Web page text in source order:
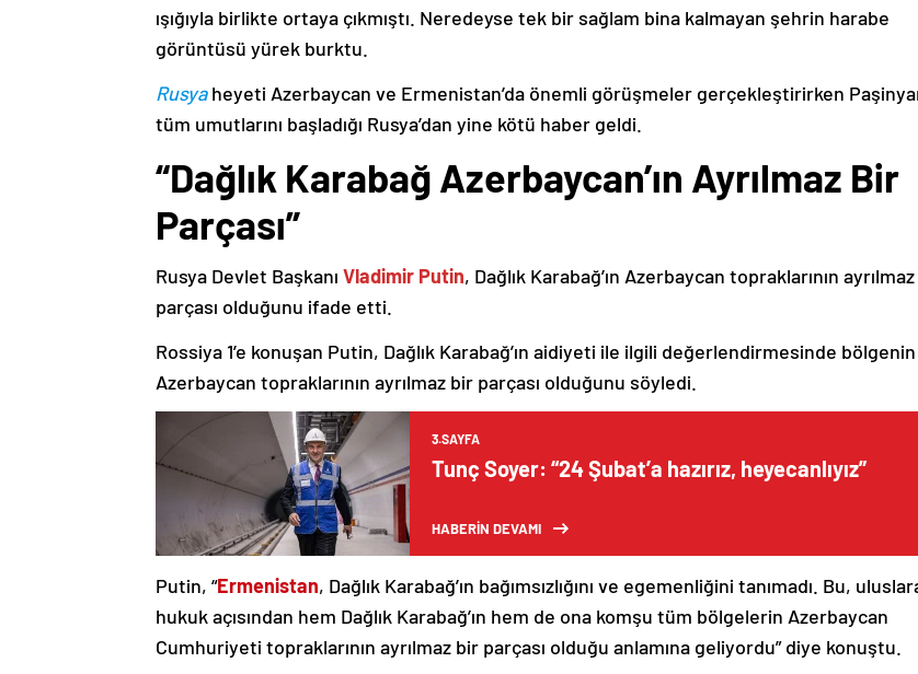
ışığıyla birlikte ortaya çıkmıştı. Neredeyse tek bir sağlam bina kalmayan şehrin harabe
görüntüsü yürek burktu.
Rusyaheyeti Azerbaycan ve Ermenistan’da önemli görüşmeler gerçekleştirirken
tüm umutlarını başladığı Rusya’dan yine kötü haber geldi.
“Dağlık Karabağ Azerbaycan’ın Ayrılmaz Bir
Parçası”
Rusya Devlet Başkanı Vladimir Putin, Dağlık Karabağ’ın Azerbaycan topraklarının
parçası olduğunu ifade etti.
Rossiya 1’e konuşan Putin, Dağlık Karabağ’ın aidiyeti ile ilgili değerlendirmesinde bölgenin
Azerbaycan topraklarının ayrılmaz bir parçası olduğunu söyledi.
3.SAYFA
Tunç Soyer: “24 Şubat’a hazırız, heyecanlıyız”
HABERİN DEVAMI
Putin, “Ermenistan, Dağlık Karabağ’ın bağımsızlığını ve egemenliğini tanımadı. Bu,
hukuk açısından hem Dağlık Karabağ’ın hem de ona komşu tüm bölgelerin Azerbaycan
Cumhuriyeti topraklarının ayrılmaz bir parçası olduğu anlamına geliyordu” diye konuştu.